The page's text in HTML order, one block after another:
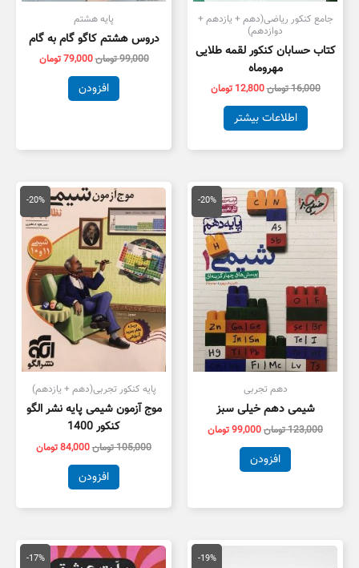
جامع کنکور ریاضی(دهم + یازدهم +
دوازدهم)
کتاب حسابان کنکور لقمه طلایی
مهروماه
16,000تومان12,800 تومان
اطلاعات بیشتر
پایه هشتم
دروس هشتم کاگو گام به گام
99,000تومان79,000تومان
افزودن
-20%
دهم تجربی
شیمی دهم خیلی سبز
123,000تومان
قیمت
اصلی
123,000 تومان
بود.
99,000تومان
قیمت
فعلی
99,000 تومان
است.
افزودن
-20%
پایه کنکور تجربی(دهم + یازدهم)
موج آزمون شیمی پایه نشر الگو
کنکور 1400
105,000تومان
قیمت
اصلی
105,000 تومان
بود.
84,000تومان
قیمت
فعلی
است.
افزودن
-19%
قیمت
فعلی
-17%
قیمت
اصلی
قیمت
فعلی